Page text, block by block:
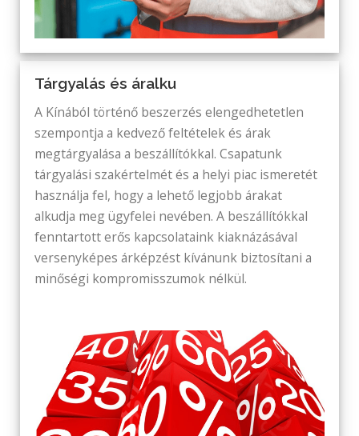
Tárgyalás és áralku
A Kínából történő beszerzés elengedhetetlen
szempontja a kedvező feltételek és árak
megtárgyalása a beszállítókkal. Csapatunk
tárgyalási szakértelmét és a helyi piac ismeretét
használja fel, hogy a lehető legjobb árakat
alkudja meg ügyfelei nevében. A beszállítókkal
fenntartott erős kapcsolataink kiaknázásával
versenyképes árképzést kívánunk biztosítani a
minőségi kompromisszumok nélkül.